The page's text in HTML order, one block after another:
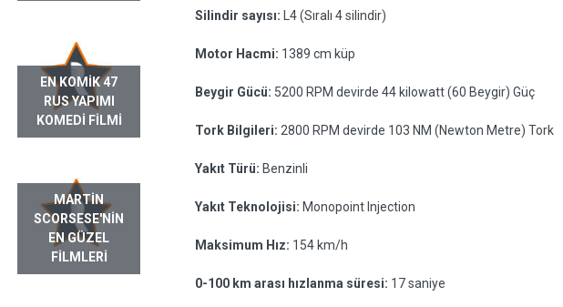
EN KOMIK 47
RUS YAPIMI
KOMEDI FILMI
MARTIN
SCORSESE'NIN
EN GÜZEL
FILMLERI
Silindir sayısı: L4 (Sıralı 4 silindir)
Motor Hacmi: 1389 cm küp
Beygir Gücü: 5200 RPM devirde 44 kilowatt (60 Beygir) Güç
Tork Bilgileri: 2800 RPM devirde 103 NM (Newton Metre) Tork
Yakıt Türü: Benzinli
Yakıt Teknolojisi: Monopoint Injection
Maksimum Hız: 154 km/h
0-100 km arası hızlanma süresi: 17 saniye